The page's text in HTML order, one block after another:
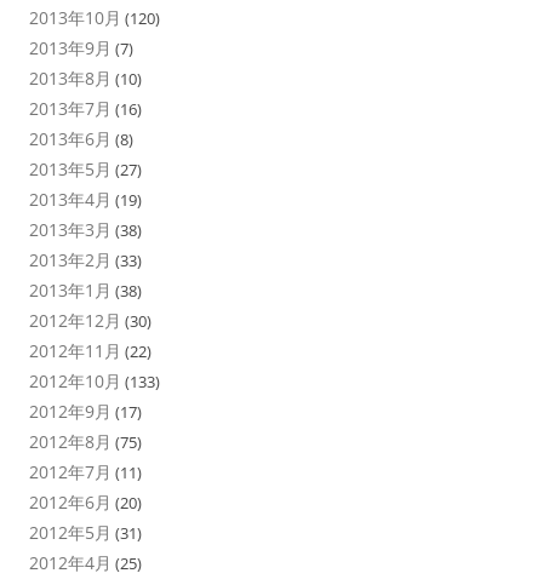
2013年10月 (120)
2013年9月 (7)
2013年8月 (10)
2013年7月 (16)
2013年6月 (8)
2013年5月 (27)
2013年4月 (19)
2013年3月 (38)
2013年2月 (33)
2013年1月 (38)
2012年12月 (30)
2012年11月 (22)
2012年10月 (133)
2012年9月 (17)
2012年8月 (75)
2012年7月 (11)
2012年6月 (20)
2012年5月 (31)
2012年4月 (25)